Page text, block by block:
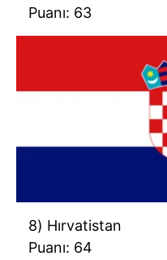
Puanı: 63
8) Hırvatistan
Puanı: 64